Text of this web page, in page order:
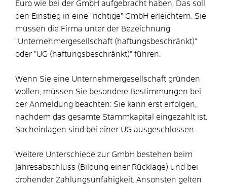
Euro wie bei der GmbH aufgebracht haben. Das soll
den Einstieg in eine "richtige" GmbH erleichtern. Sie
müssen die Firma unter der Bezeichnung
"Unternehmergesellschaft (haftungsbeschränkt)"
oder "UG (haftungsbeschränkt)" führen.
Wenn Sie eine Unternehmergesellschaft gründen
wollen, müssen Sie besondere Bestimmungen bei
der Anmeldung beachten: Sie kann erst erfolgen,
nachdem das gesamte Stammkapital eingezahlt ist.
Sacheinlagen sind bei einer UG ausgeschlossen.
Weitere Unterschiede zur GmbH bestehen beim
Jahresabschluss (Bildung einer Rücklage) und bei
drohender Zahlungsunfähigkeit. Ansonsten gelten